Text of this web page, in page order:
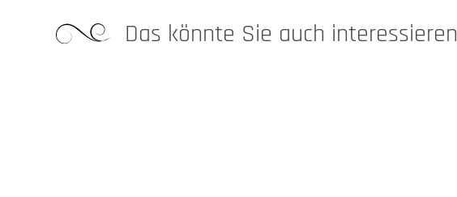
Das könnte Sie auch interessieren